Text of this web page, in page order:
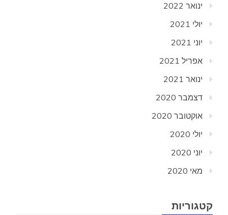
ינואר 2022
יולי 2021
יוני 2021
אפריל 2021
ינואר 2021
דצמבר 2020
אוקטובר 2020
יולי 2020
יוני 2020
מאי 2020
קטגוריות